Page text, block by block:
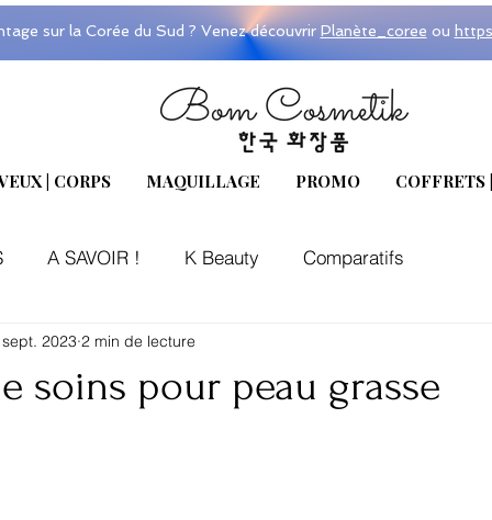
sur la Corée du Sud ? Venez découvrir Planète_coree ou
| CORPS MAQUILLAGE PROMO COFFRETS
A SAVOIR ! K Beauty Comparatifs
soins pour peau grasse
2023 2 min de lecture